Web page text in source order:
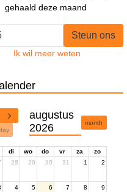
gehaald deze maand
Steun ons
Ik wil meer weten
augustus
2026
month
di wo do vr za
zo
28 29 30 31 1 2
4 5 6 7 8 9